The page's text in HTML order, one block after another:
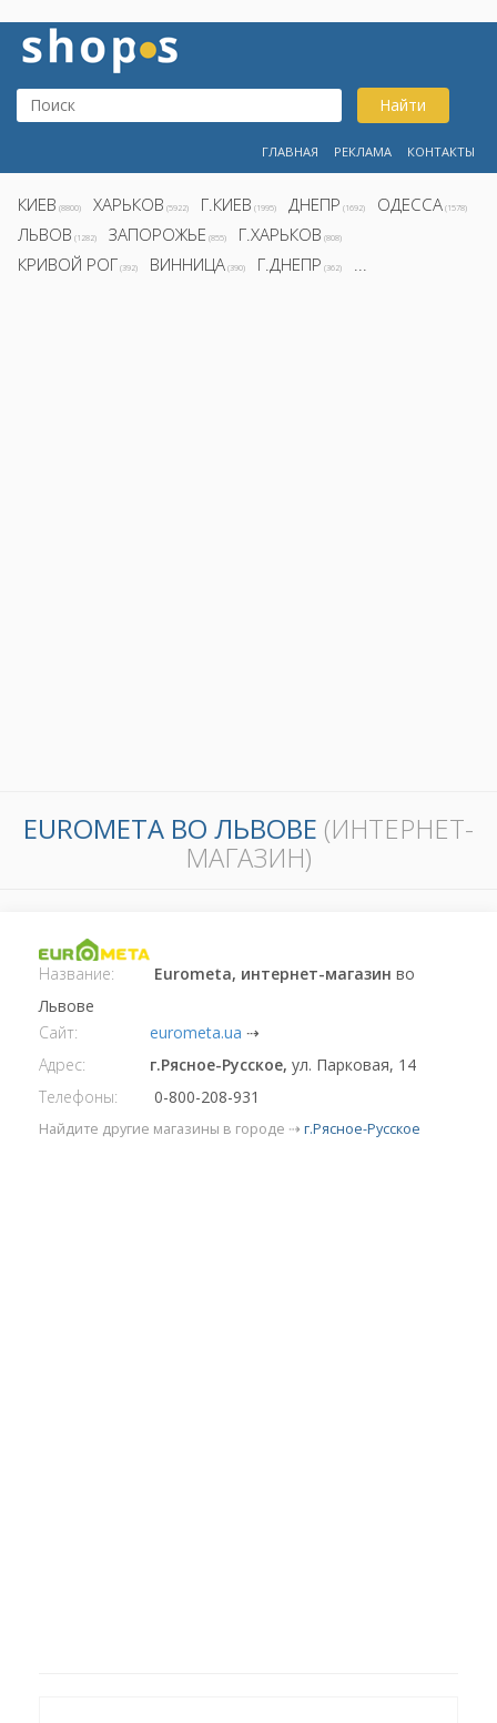
Найти
ГЛАВНАЯ РЕКЛАМА КОНТАКТЫ
КИЕВ (8800) ХАРЬКОВ (5922) Г.КИЕВ (1995) ДНЕПР (1692) ОДЕССА (1578)
ЛЬВОВ (1282) ЗАПОРОЖЬЕ (855) Г.ХАРЬКОВ (808)
КРИВОЙ РОГ (392) ВИННИЦА (390) Г.ДНЕПР (362) ...
EUROMETA ВО ЛЬВОВЕ (ИНТЕРНЕТ-
МАГАЗИН)
Название: Eurometa, интернет-магазин во
Львове
Сайт:
eurometa.ua ⇢
Адрес:
г.Рясное-Русское, ул. Парковая, 14
Телефоны:
0-800-208-931
Найдите другие магазины в городе ⇢ г.Рясное-Русское